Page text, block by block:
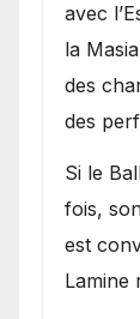
avec
la
des
des
Si le
fois,
est
Lamine